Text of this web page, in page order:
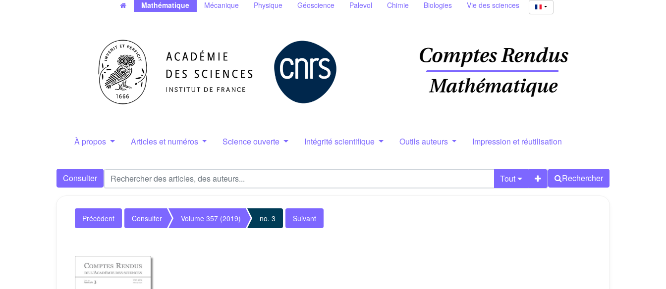
Mathématique Mécanique Physique Géoscience Palevol Chimie Biologies Vie des sciences
À propos Articles et numéros Science ouverte Intégrité scientifique Outils auteurs Impression et réutilisation
Consulter Tout Rechercher
Précédent Consulter Volume 357 (2019) no. 3 Suivant